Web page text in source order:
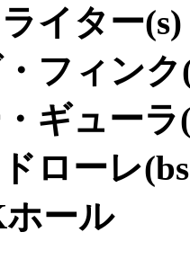
イター(s)
フィンク
ギュー
ローレ
ール